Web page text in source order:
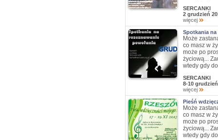
SERCANKI
2 grudzień
więcej
Spotkania na
Może
co masz w
może po
życiową...
wtedy gdy
SERCANKI
8-10
więcej
Pieśń
Może
co masz w
może po
życiową...
wtedy gdy